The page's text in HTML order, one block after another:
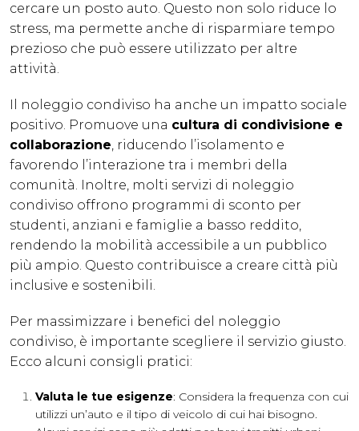
cercare un posto auto. Questo non solo riduce lo
stress, ma permette anche di risparmiare tempo
prezioso che può essere utilizzato per altre
attività.
Il noleggio condiviso ha anche un impatto sociale
positivo. Promuove una cultura di condivisione e
collaborazione, riducendo l’isolamento e
favorendo l’interazione tra i membri della
comunità. Inoltre, molti servizi di noleggio
condiviso offrono programmi di sconto per
studenti, anziani e famiglie a basso reddito,
rendendo la mobilità accessibile a un pubblico
più ampio. Questo contribuisce a creare città più
inclusive e sostenibili.
Per massimizzare i benefici del noleggio
condiviso, è importante scegliere il servizio giusto.
Ecco alcuni consigli pratici:
Valuta le tue esigenze: Considera la frequenza con cui
utilizzi un’auto e il tipo di veicolo di cui hai bisogno.